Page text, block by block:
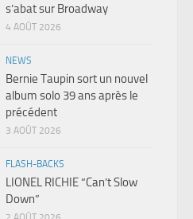
s’abat sur Broadway
4 AOÛT 2026
NEWS
Bernie Taupin sort un nouvel
album solo 39 ans après le
précédent
3 AOÛT 2026
FLASH-BACKS
LIONEL RICHIE “Can’t Slow
Down”